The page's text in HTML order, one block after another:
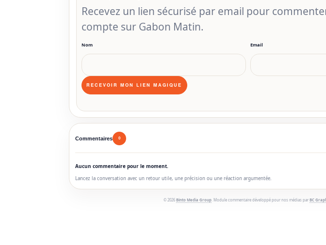
Recevez un lien sécurisé par email pour
compte sur Gabon Matin.
Nom Email
Commentaires 0
Aucun commentaire pour le moment.
Lancez la conversation avec un retour utile, une précision ou une réaction argumentée.
© 2026 Binto Media Group. Module commentaire développé pour nos médias par BC